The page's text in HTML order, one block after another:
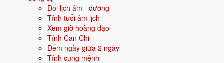
Đổi lịch âm - dương
Tính tuổi âm lịch
Xem giờ hoàng đạo
Tính Can Chi
Đếm ngày giữa 2 ngày
Tính cung mệnh
Quan hệ mệnh × vận: Hỏa - Hỏa bình hòa.
Vận năm 2026 Bính Ngọ cho người sinh năm 2024
(Bính Ngọ), người tuổiThìn
thuộc nhómSơ sinh. Quan hệ với Thái Tuế năm xem: